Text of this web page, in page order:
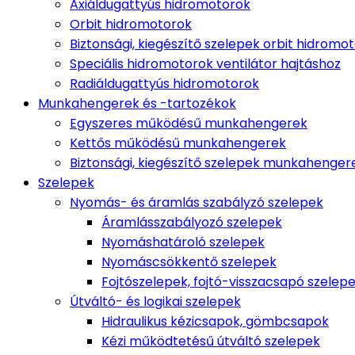
Axiáldugattyús hidromotorok
Orbit hidromotorok
Biztonsági, kiegészítő szelepek orbit
Speciális hidromotorok ventilátor hajtáshoz
Radiáldugattyús hidromotorok
Munkahengerek és -tartozékok
Egyszeres működésű munkahengerek
Kettős működésű munkahengerek
Biztonsági, kiegészítő szelepek
Szelepek
Nyomás- és áramlás szabályzó szelepek
Áramlásszabályozó szelepek
Nyomáshatároló szelepek
Nyomáscsökkentő szelepek
Fojtószelepek, fojtó-visszacsapó
Útváltó- és logikai szelepek
Hidraulikus kézicsapok, gömbcsapok
Kézi működtetésű útváltó szelepek